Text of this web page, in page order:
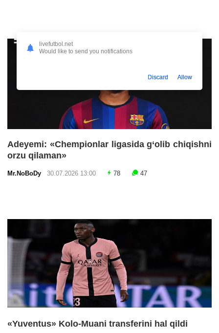
Adeyemi: «Chempionlar ligasida g‘olib chiqishni
orzu qilaman»
Mr.NoBoDy 30.07.2026 13:00 78 47
«Yuventus» Kolo-Muani transferini hal qildi
livefutbol.net
Would like to send you notifications
Discard Allow